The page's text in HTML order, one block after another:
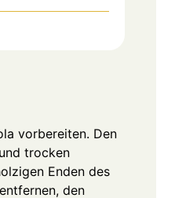
vorbereiten. Den
trocken
Enden des
den